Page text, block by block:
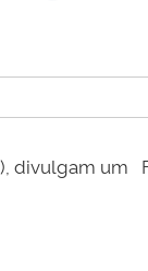
divulgam um